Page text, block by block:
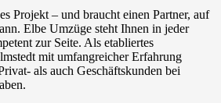
Projekt – und braucht einen Partner, auf
Elbe Umzüge steht Ihnen in jeder
zur Seite. Als etabliertes
mit umfangreicher Erfahrung
als auch Geschäftskunden bei